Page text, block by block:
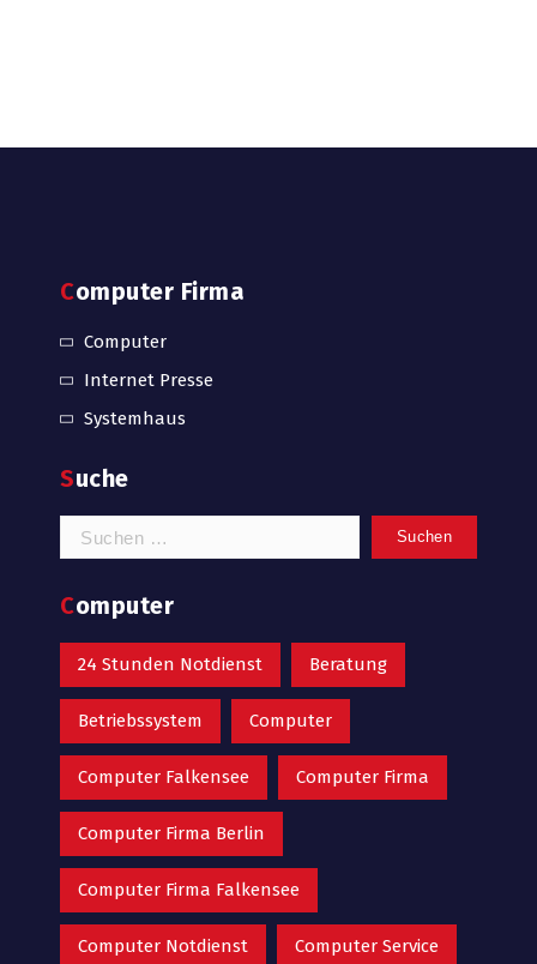
Computer Firma
Computer
Internet Presse
Systemhaus
Suche
Suchen
nach:
Computer
24 Stunden Notdienst Beratung
Betriebssystem Computer
Computer Falkensee Computer Firma
Computer Firma Berlin
Computer Firma Falkensee
Computer Notdienst Computer Service